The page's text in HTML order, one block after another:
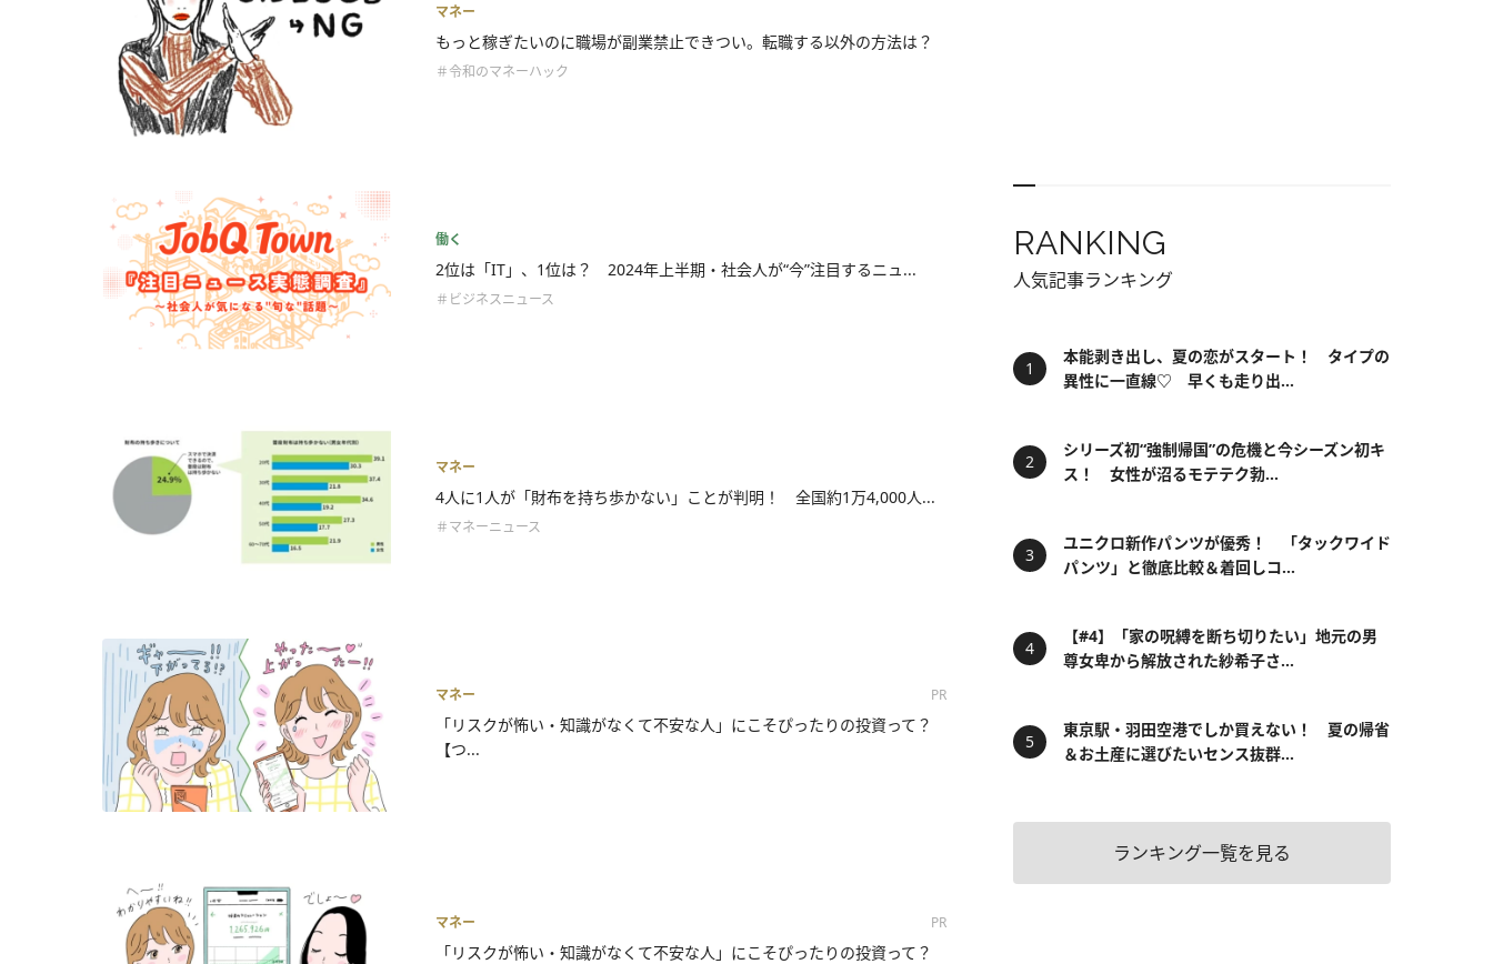
マネー
もっと稼ぎたいのに職場が副業禁止できつい。転職する以外の方法は？
＃令和のマネーハック
働く
2位は「IT」、1位は？ 2024年上半期・社会人が“今”注目するニュ...
＃ビジネスニュース
マネー
4人に1人が「財布を持ち歩かない」ことが判明！ 全国約1万4,000人...
＃マネーニュース
マネー PR
「リスクが怖い・知識がなくて不安な人」にこそぴったりの投資って？
【つ...
マネー PR
「リスクが怖い・知識がなくて不安な人」にこそぴったりの投資って？
RANKING
人気記事ランキング
本能剥き出し、夏の恋がスタート！ タイプの
異性に一直線♡ 早くも走り出...
シリーズ初“強制帰国”の危機と今シーズン初キ
ス！ 女性が沼るモテテク勃...
ユニクロ新作パンツが優秀！ 「タックワイド
パンツ」と徹底比較＆着回しコ...
【#4】「家の呪縛を断ち切りたい」地元の男
尊女卑から解放された紗希子さ...
東京駅・羽田空港でしか買えない！ 夏の帰省
＆お土産に選びたいセンス抜群...
ランキング一覧を見る